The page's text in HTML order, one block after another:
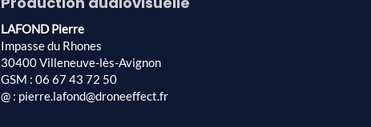
LAFOND Pierre
Impasse du Rhones
30400 Villeneuve-lès-Avignon
GSM : 06 67 43 72 50
@ : pierre.lafond@droneeffect.fr